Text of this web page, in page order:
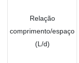
Relação
comprimento/espaço
(L/d)